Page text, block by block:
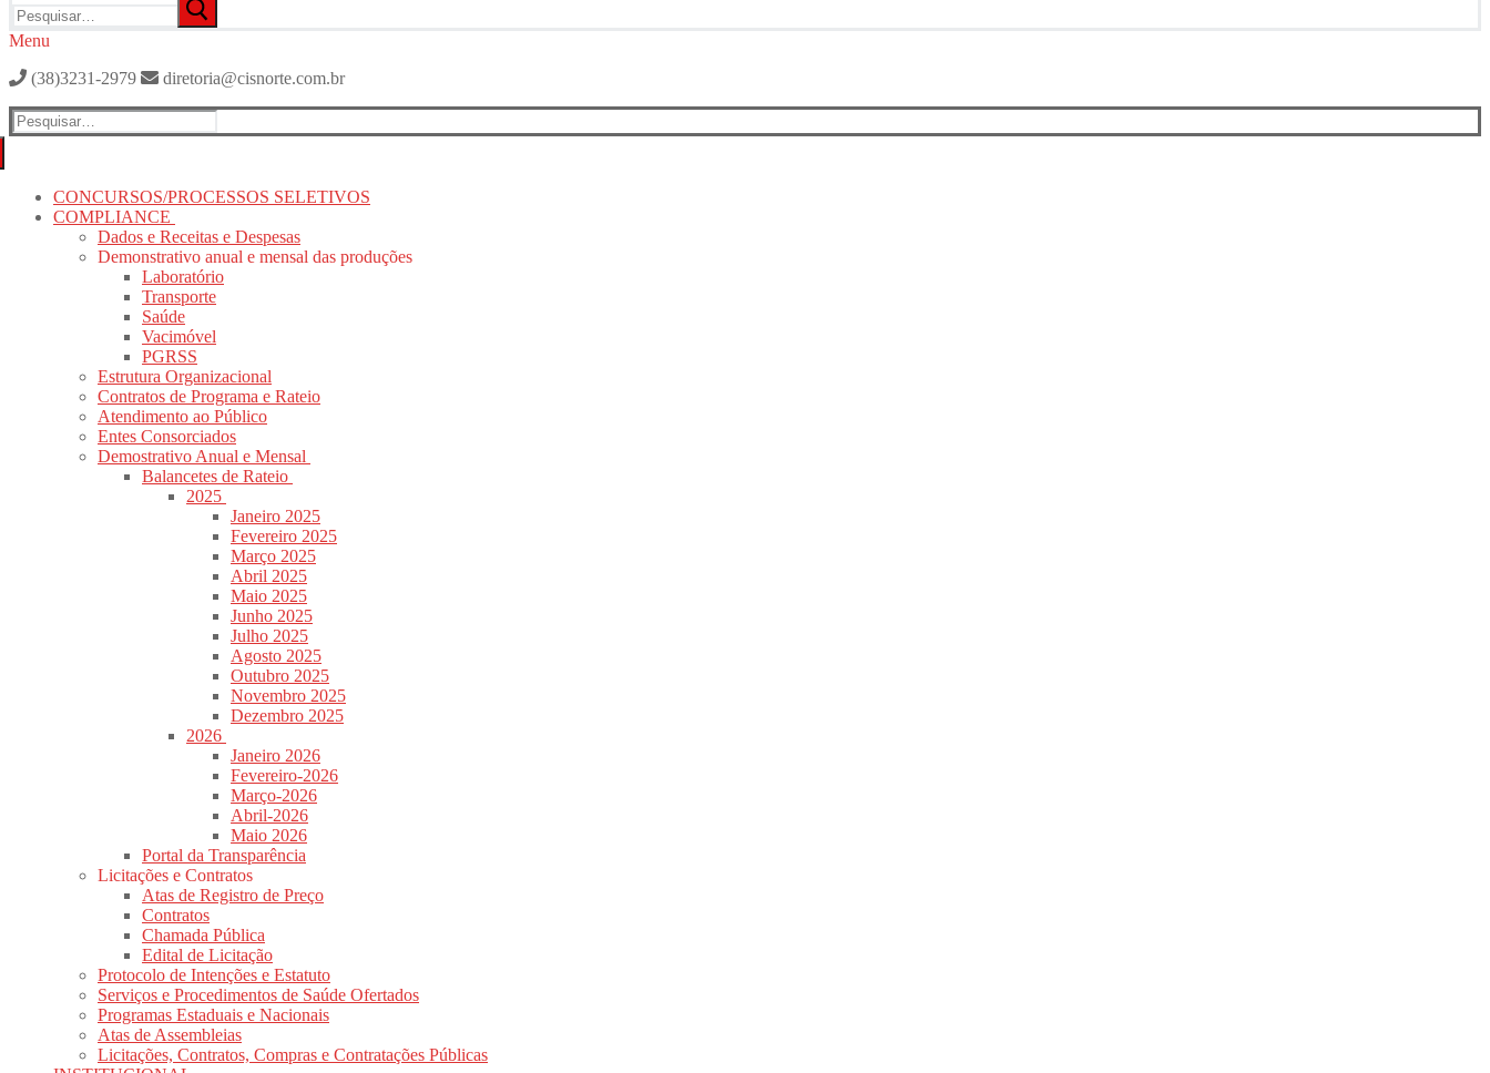
por:
Menu
(38)3231-2979
diretoria@cisnorte.com.br
Pesquisar
por:
CONCURSOS/PROCESSOS SELETIVOS
COMPLIANCE
Dados e Receitas e Despesas
Demonstrativo anual e mensal das produções
Laboratório
Transporte
Saúde
Vacimóvel
PGRSS
Estrutura Organizacional
Contratos de Programa e Rateio
Atendimento ao Público
Entes Consorciados
Demostrativo Anual e Mensal
Balancetes de Rateio
2025
Janeiro 2025
Fevereiro 2025
Março 2025
Abril 2025
Maio 2025
Junho 2025
Julho 2025
Agosto 2025
Outubro 2025
Novembro 2025
Dezembro 2025
2026
Janeiro 2026
Fevereiro-2026
Março-2026
Abril-2026
Maio 2026
Portal da Transparência
Licitações e Contratos
Atas de Registro de Preço
Contratos
Chamada Pública
Edital de Licitação
Protocolo de Intenções e Estatuto
Serviços e Procedimentos de Saúde Ofertados
Programas Estaduais e Nacionais
Atas de Assembleias
Licitações, Contratos, Compras e Contratações Públicas